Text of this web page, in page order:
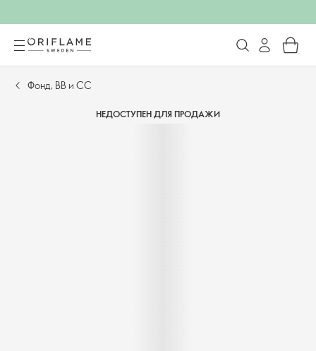
Фонд, BB и CC
НЕДОСТУПЕН ДЛЯ ПРОДАЖИ